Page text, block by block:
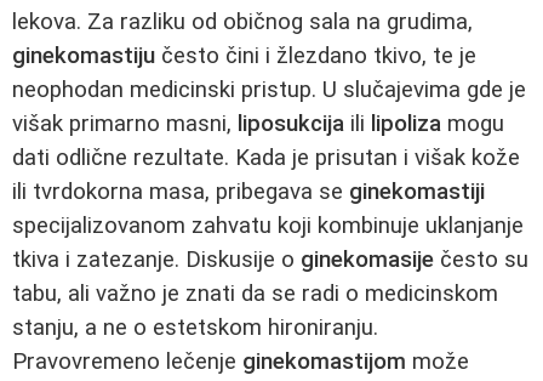
lekova. Za razliku od običnog sala na grudima,
ginekomastiju često čini i žlezdano tkivo, te je
neophodan medicinski pristup. U slučajevima gde je
višak primarno masni, liposukcija ili lipoliza mogu
dati odlične rezultate. Kada je prisutan i višak kože
ili tvrdokorna masa, pribegava se ginekomastiji
specijalizovanom zahvatu koji kombinuje uklanjanje
tkiva i zatezanje. Diskusije o ginekomasije često su
tabu, ali važno je znati da se radi o medicinskom
stanju, a ne o estetskom hironiranju.
Pravovremeno lečenje ginekomastijom može